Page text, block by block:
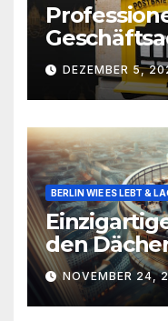
für
und
DEZEMBER 5,
BERLIN WIE ES LEBT &
den
NOVEMBER 24,